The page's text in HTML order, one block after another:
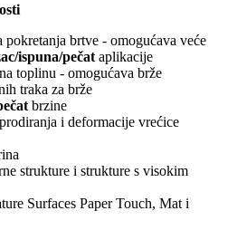
pokretanja brtve - omogućava veće
ispuna/pečat aplikacije
toplinu - omogućava brže
traka za brže
brzine
i deformacije vrećice
strukture i strukture s visokim
Surfaces Paper Touch, Mat i